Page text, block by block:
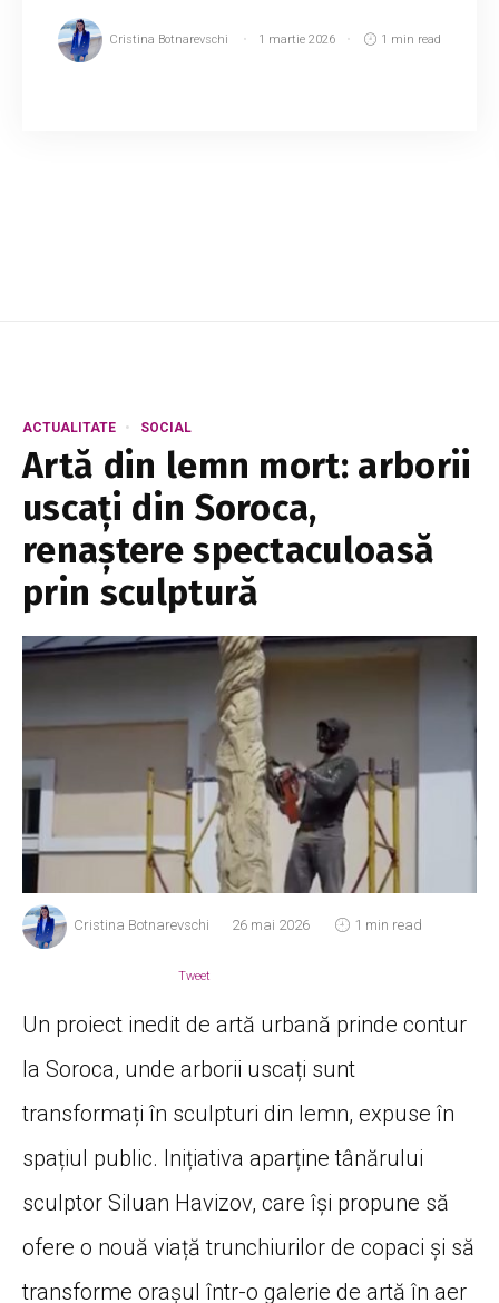
Cristina Botnarevschi 1 martie 2026 1 min read
ACTUALITATE SOCIAL
Artă din lemn mort: arborii
uscați din Soroca,
renaștere spectaculoasă
prin sculptură
Cristina Botnarevschi 26 mai 2026 1 min read
Tweet
Un proiect inedit de artă urbană prinde contur
la Soroca, unde arborii uscați sunt
transformați în sculpturi din lemn, expuse în
spațiul public. Inițiativa aparține tânărului
sculptor Siluan Havizov, care își propune să
ofere o nouă viață trunchiurilor de copaci și să
transforme orașul într-o galerie de artă în aer